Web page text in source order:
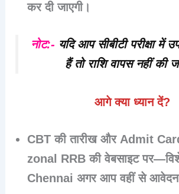
कर दी जाएगी।
नोट:- यदि आप सीबीटी परीक्षा में
हैं तो राशि वापस नहीं की
आगे क्या ध्यान दें?
CBT की तारीख और Admit Card
zonal RRB की वेबसाइट
Chennai अगर आप वहीं से